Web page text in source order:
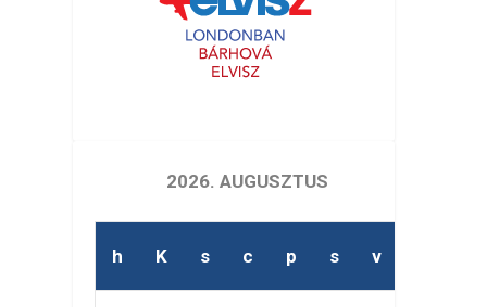
2026. AUGUSZTUS
h K s c p s v